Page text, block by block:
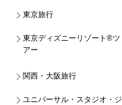
東京旅行
東京ディズニーリゾート®ツ
アー
関西・大阪旅行
ユニバーサル・スタジオ・ジ